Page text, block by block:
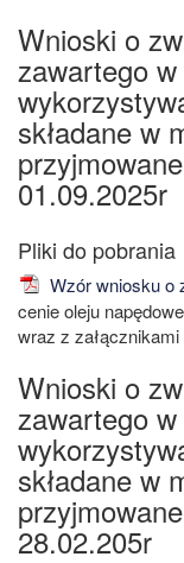
Wnioski o
zawartego
składane w
01.09.2025r
Wzór wniosku o
cenie oleju
wraz z
Wnioski o
zawartego
składane w
28.02.205r